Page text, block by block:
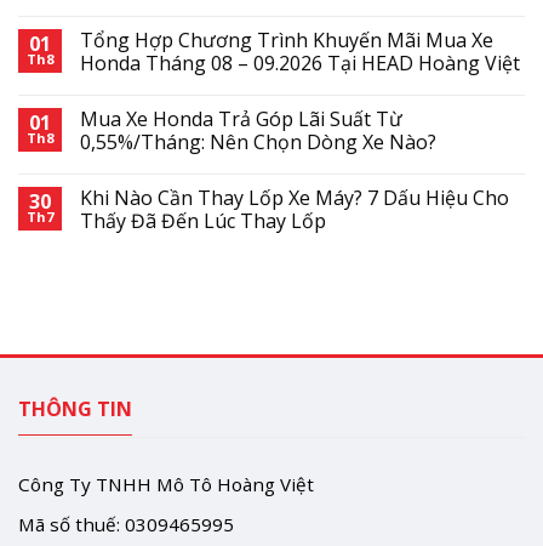
01
Th8
Tổng Hợp Chương Trình Khuyến Mãi Mua Xe
Honda Tháng 08 – 09.2026 Tại HEAD Hoàng Việt
01
Th8
Mua Xe Honda Trả Góp Lãi Suất Từ
0,55%/Tháng: Nên Chọn Dòng Xe Nào?
30
Th7
Khi Nào Cần Thay Lốp Xe Máy? 7 Dấu Hiệu Cho
Thấy Đã Đến Lúc Thay Lốp
THÔNG TIN
Công Ty TNHH Mô Tô Hoàng Việt
Mã số thuế: 0309465995